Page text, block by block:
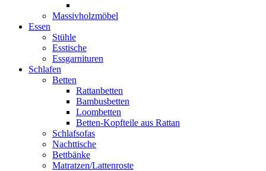
Massivholzmöbel
Essen
Stühle
Esstische
Essgarnituren
Schlafen
Betten
Rattanbetten
Bambusbetten
Loombetten
Betten-Kopfteile aus Rattan
Schlafsofas
Nachttische
Bettbänke
Matratzen/Lattenroste